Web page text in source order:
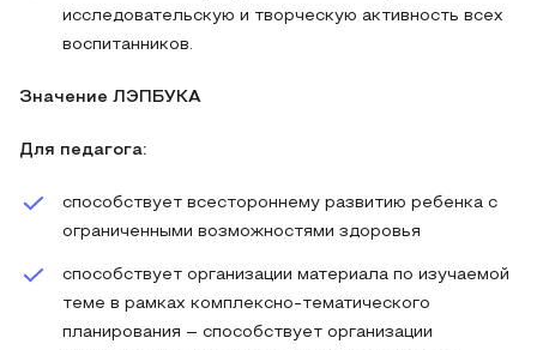
исследовательскую и творческую активность всех
воспитанников.
Значение ЛЭПБУКА
Для педагога:
способствует всестороннему развитию ребенка с
ограниченными возможностями здоровья
способствует организации материала по изучаемой
теме в рамках комплексно-тематического
планирования – способствует организации